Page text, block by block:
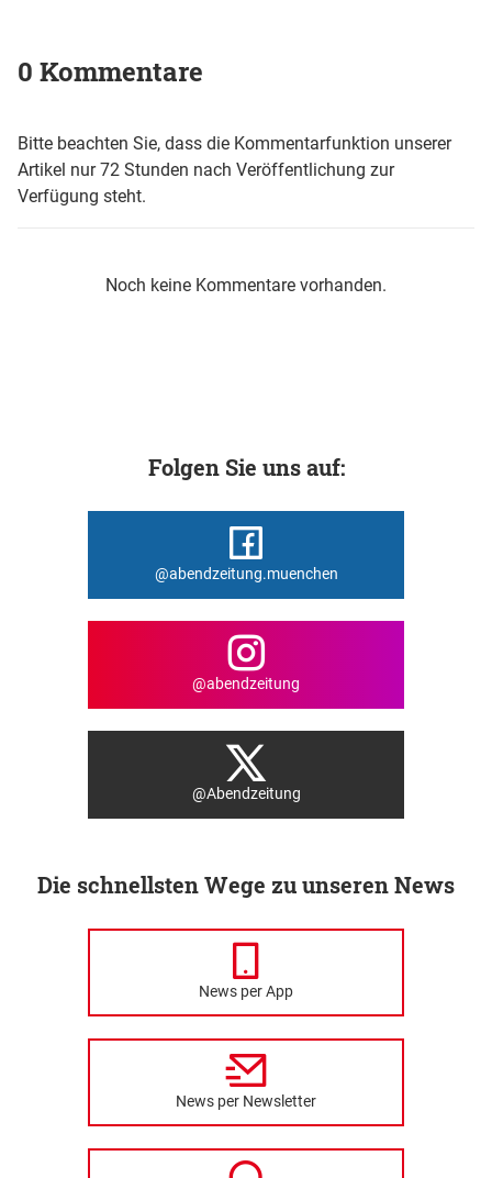
0 Kommentare
Bitte beachten Sie, dass die Kommentarfunktion unserer
Artikel nur 72 Stunden nach Veröffentlichung zur
Verfügung steht.
Noch keine Kommentare vorhanden.
Folgen Sie uns auf:
@abendzeitung.muenchen
@abendzeitung
@Abendzeitung
Die schnellsten Wege zu unseren News
News per App
News per Newsletter